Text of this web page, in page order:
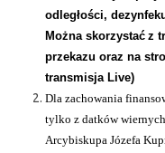
odległości,
Można skorzystać z
przekazu oraz na
transmisja Live)
Dla zachowania
tylko z datków
Arcybiskupa Józefa